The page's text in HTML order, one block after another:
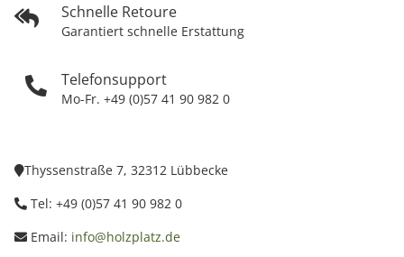
Schnelle Retoure
Garantiert schnelle Erstattung
Telefonsupport
Mo-Fr. +49 (0)57 41 90 982 0
Thyssenstraße 7, 32312 Lübbecke
Tel: +49 (0)57 41 90 982 0
Email: info@holzplatz.de